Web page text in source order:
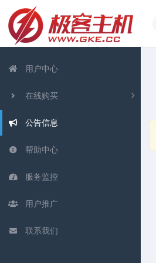
用户中心
在线购买
公告信息
帮助中心
服务监控
用户推广
联系我们